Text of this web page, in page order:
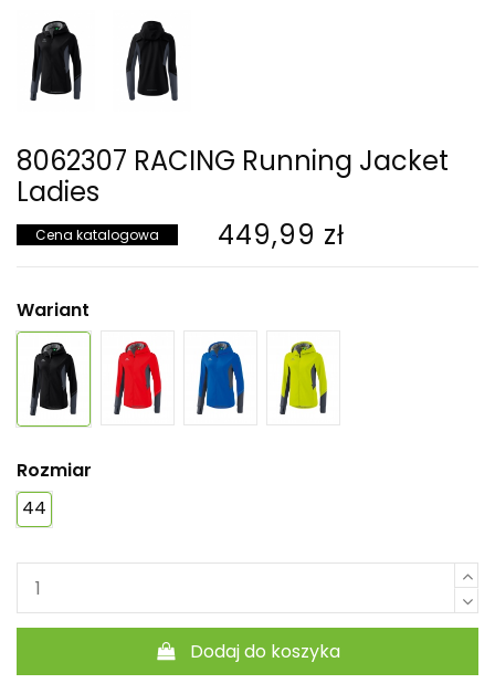
8062307 RACING Running Jacket
Ladies
Cena katalogowa 449,99 zł
Wariant
Rozmiar
44
Dodaj do koszyka